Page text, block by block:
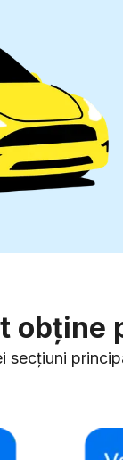
obține
secțiuni